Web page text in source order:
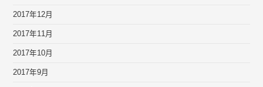
2017年12月
2017年11月
2017年10月
2017年9月